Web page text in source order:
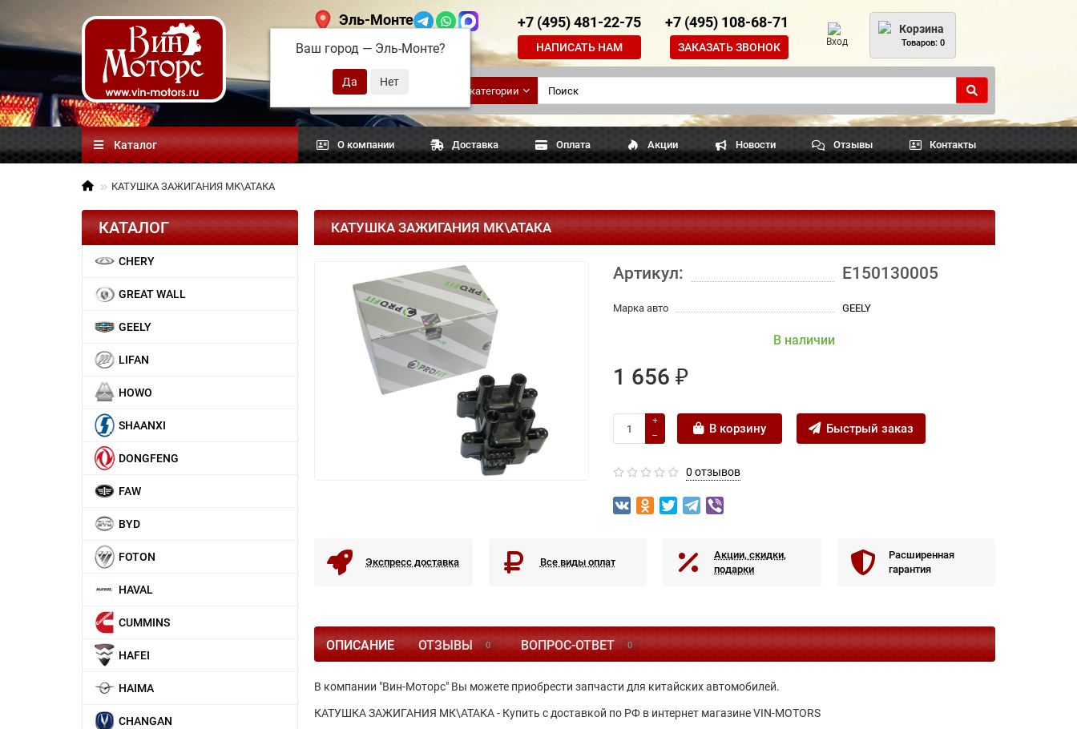
Эль-Монте
Ваш город — Эль-Монте?
+7 (495) 481-22-75
НАПИСАТЬ НАМ
+7 (495) 108-68-71
ЗАКАЗАТЬ ЗВОНОК Вход
Корзина
Товаров: 0
Китайские
автозапчасти
Все категории
Каталог О компании Доставка Оплата Акции Новости Отзывы Контакты
КАТУШКА ЗАЖИГАНИЯ МК\АТАКА
КАТАЛОГ
CHERY
GREAT WALL
GEELY
LIFAN
HOWO
SHAANXI
DONGFENG
FAW
BYD
FOTON
HAVAL
CUMMINS
HAFEI
HAIMA
CHANGAN
КАТУШКА ЗАЖИГАНИЯ МК\АТАКА
Артикул: E150130005
Марка авто GEELY
В наличии
1 656 ₽
В корзину Быстрый заказ
0 отзывов
Экспресс доставка Все виды оплат
Акции, скидки,
подарки
Расширенная
гарантия
ОПИСАНИЕ ОТЗЫВЫ 0 ВОПРОС-ОТВЕТ 0
В компании "Вин-Моторс" Вы можете приобрести запчасти для китайских автомобилей.
КАТУШКА ЗАЖИГАНИЯ МК\АТАКА - Купить с доставкой по РФ в интернет магазине VIN-MOTORS